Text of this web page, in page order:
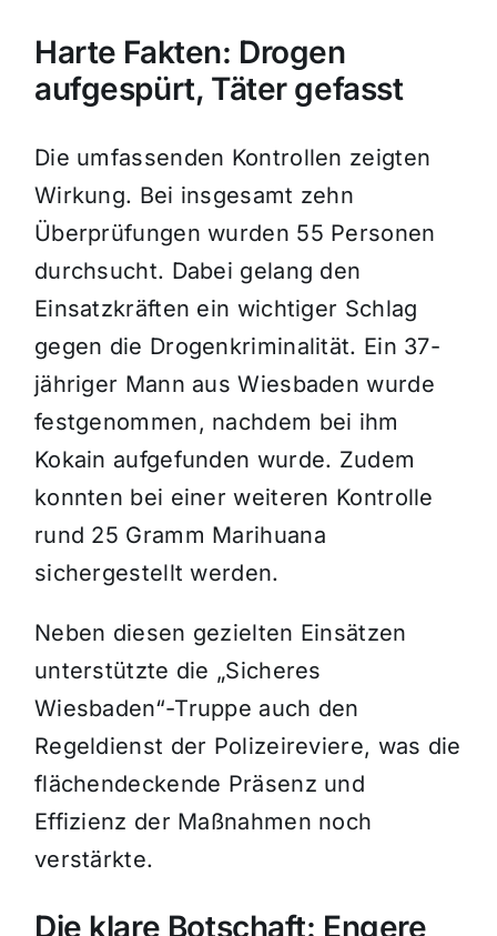
Harte Fakten: Drogen
aufgespürt, Täter gefasst
Die umfassenden Kontrollen zeigten
Wirkung. Bei insgesamt zehn
Überprüfungen wurden 55 Personen
durchsucht. Dabei gelang den
Einsatzkräften ein wichtiger Schlag
gegen die Drogenkriminalität. Ein 37-
jähriger Mann aus Wiesbaden wurde
festgenommen, nachdem bei ihm
Kokain aufgefunden wurde. Zudem
konnten bei einer weiteren Kontrolle
rund 25 Gramm Marihuana
sichergestellt werden.
Neben diesen gezielten Einsätzen
unterstützte die „Sicheres
Wiesbaden“-Truppe auch den
Regeldienst der Polizeireviere, was die
flächendeckende Präsenz und
Effizienz der Maßnahmen noch
verstärkte.
Die klare Botschaft: Engere